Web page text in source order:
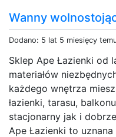
Wanny
Dodano: 5 lat 5 miesięcy
Sklep Ape Łazienki od
materiałów
każdego wnętrza
łazienki, tarasu,
stacjonarny jak i
Ape Łazienki to